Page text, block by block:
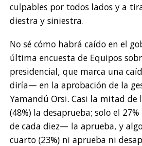
culpables por todos lados y a
diestra y siniestra.
No sé cómo habrá caído en el
última encuesta de Equipos
presidencial, que marca una
diría— en la aprobación de la
Yamandú Orsi. Casi la mitad de
(48%) la desaprueba; solo el
de cada diez— la aprueba, y
cuarto (23%) ni aprueba ni